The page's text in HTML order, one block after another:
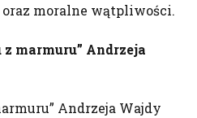
moralne wątpliwości.
marmuru” Andrzeja
Andrzeja Wajdy